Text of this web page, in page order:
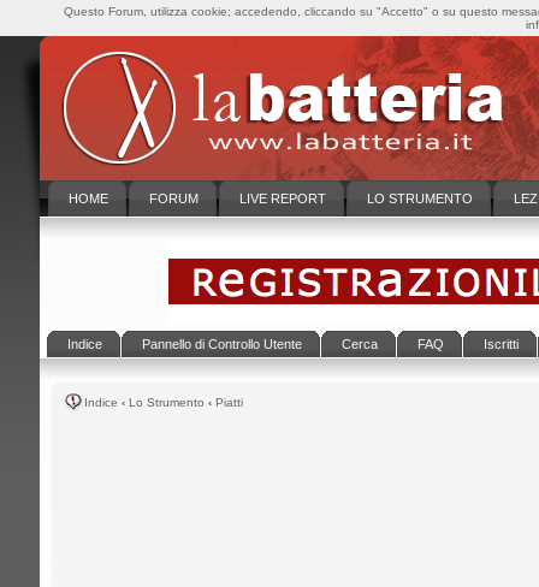
HOME FORUM LIVE REPORT LO STRUMENTO
Indice Pannello di Controllo Utente Cerca FAQ Iscritti
Indice ‹ Lo Strumento ‹ Piatti
Questo Forum, utilizza cookie; accedendo, cliccando su "Accetto" o su questo